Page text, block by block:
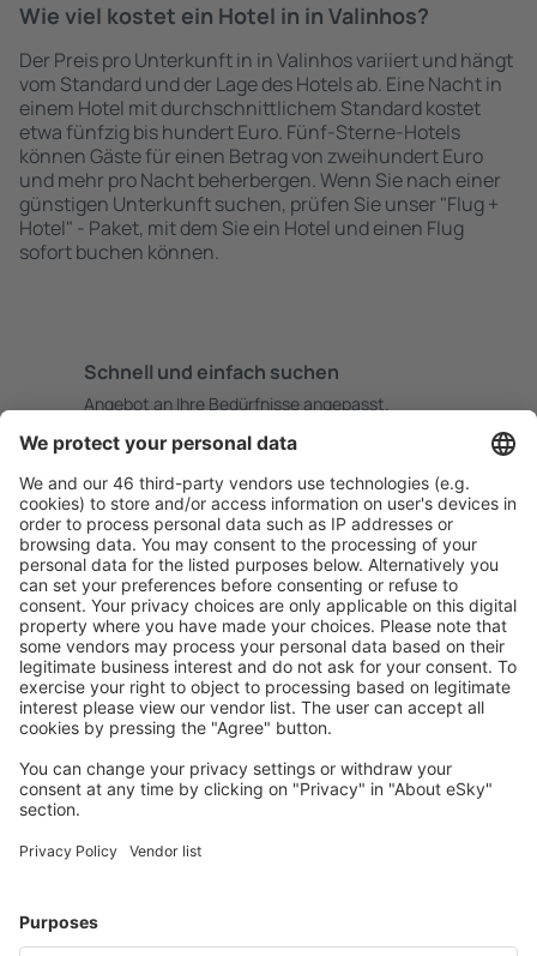
Wie viel kostet ein Hotel in in Valinhos?
Der Preis pro Unterkunft in in Valinhos variiert und hängt
vom Standard und der Lage des Hotels ab. Eine Nacht in
einem Hotel mit durchschnittlichem Standard kostet
etwa fünfzig bis hundert Euro. Fünf-Sterne-Hotels
können Gäste für einen Betrag von zweihundert Euro
und mehr pro Nacht beherbergen. Wenn Sie nach einer
günstigen Unterkunft suchen, prüfen Sie unser "Flug +
Hotel" - Paket, mit dem Sie ein Hotel und einen Flug
sofort buchen können.
Schnell und einfach suchen
Angebot an Ihre Bedürfnisse angepasst.
Sicher planen
Buchen ohne Sorgen mit einer kostenlosen
Stornierungsoption.
Mehr sparen
Attraktive Preise und Spezialangebote für eingeloggte
Benutzer.
Unterkünfte, die Sie mögen
Wählen Sie aus über 1,3 Millionen Unterkünften: Hotels,
Meist gesuchte Hotels von eSky-Nutzern
Hotels in Belem Hotels in Rio de Janeiro